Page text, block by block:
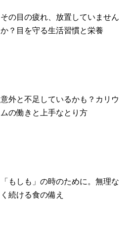
その目の疲れ、放置していません
か？目を守る生活習慣と栄養
意外と不足しているかも？カリウ
ムの働きと上手なとり方
「もしも」の時のために。無理な
く続ける食の備え